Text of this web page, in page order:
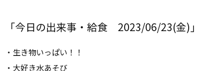
「今日の出来事・給食 2023/06/23(金)」
・生き物いっぱい！！
・大好き水あそび